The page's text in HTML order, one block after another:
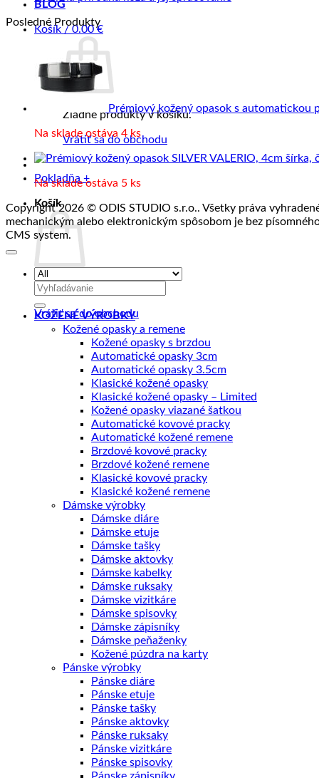
BLOG
Košík /0.00€
Žiadne produkty v košíku.
Vrátiť sa do obchodu
Pokladňa +
Košík
Žiadne produkty v košíku.
Vrátiť sa do obchodu
spracovanie
Posledné Produkty
Prémiový kožený opasok s automatickou
Na sklade ostáva 4 ks
Na sklade ostáva 5 ks
Copyright 2026 © ODIS STUDIO s.r.o.. Všetky práva
mechanickým alebo elektronickým spôsobom je bez
CMS system.
Hľadať:
KOŽENÉ VÝROBKY
Kožené opasky a remene
Kožené opasky s brzdou
Automatické opasky 3cm
Automatické opasky 3.5cm
Klasické kožené opasky
Klasické kožené opasky – Limited
Kožené opasky viazané šatkou
Automatické kovové pracky
Automatické kožené remene
Brzdové kovové pracky
Brzdové kožené remene
Klasické kovové pracky
Klasické kožené remene
Dámske výrobky
Dámske diáre
Dámske etuje
Dámske tašky
Dámske aktovky
Dámske kabelky
Dámske ruksaky
Dámske vizitkáre
Dámske spisovky
Dámske zápisníky
Dámske peňaženky
Kožené púzdra na karty
Pánske výrobky
Pánske diáre
Pánske etuje
Pánske tašky
Pánske aktovky
Pánske ruksaky
Pánske vizitkáre
Pánske spisovky